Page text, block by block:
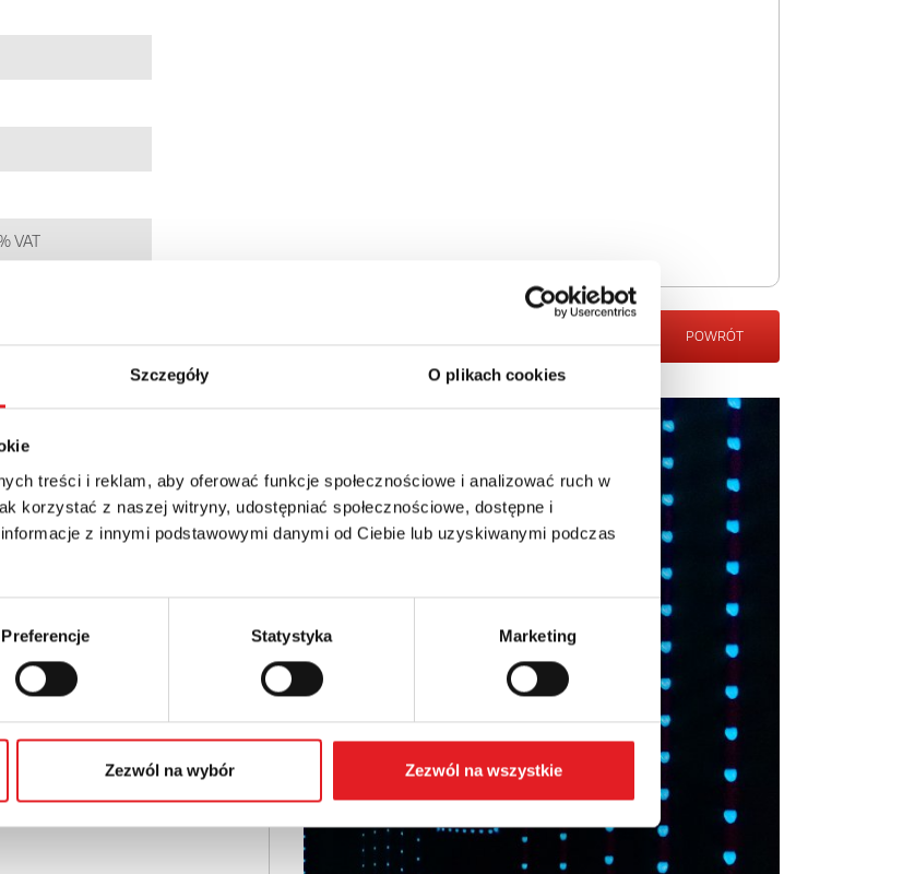
Szczegóły O plikach cookies
treści i reklam, aby oferować funkcje społecznościowe i analizować ruch w
korzystać z naszej witryny, udostępniać społecznościowe, dostępne i
z innymi podstawowymi danymi od Ciebie lub uzyskiwanymi podczas
Preferencje Statystyka Marketing
Zezwól na wybór Zezwól na wszystkie
VAT
POWRÓT
oferty
e-mail: *
telefonu: